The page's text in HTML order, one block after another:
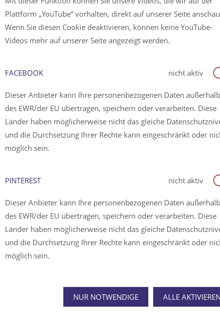
Plattform „YouTube“ vorhalten, direkt auf unserer Seite
Wenn Sie diesen Cookie deaktivieren, können keine YouTube-
Videos mehr auf unserer Seite angezeigt werden.
FACEBOOK nicht aktiv
Dieser Anbieter kann Ihre personenbezogenen Daten außerhalb
des EWR/der EU übertragen, speichern oder verarbeiten. Diese
Länder haben möglicherweise nicht das gleiche
und die Durchsetzung Ihrer Rechte kann eingeschränkt oder
möglich sein.
PINTEREST nicht aktiv
Dieser Anbieter kann Ihre personenbezogenen Daten außerhalb
des EWR/der EU übertragen, speichern oder verarbeiten. Diese
Länder haben möglicherweise nicht das gleiche
und die Durchsetzung Ihrer Rechte kann eingeschränkt oder
möglich sein.
NUR NOTWENDIGE ALLE